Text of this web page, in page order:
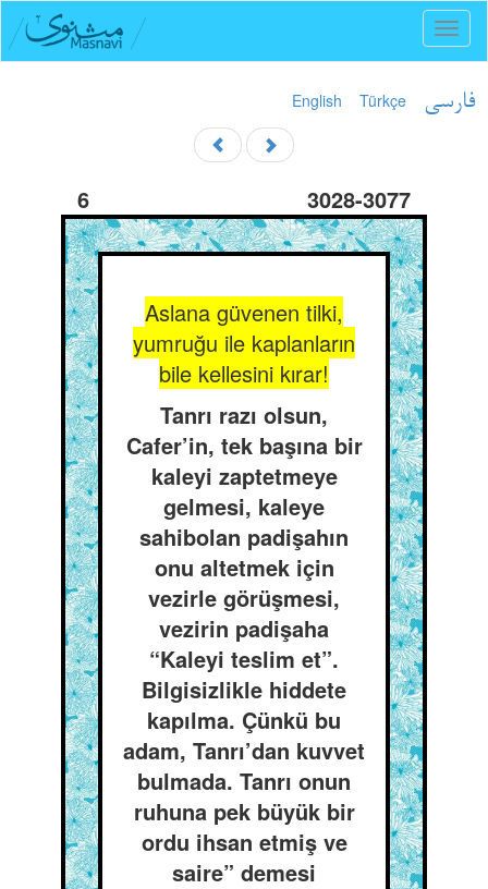
English Türkçe فارسی
6 3028-3077
Aslana güvenen tilki,
yumruğu ile kaplanların
bile kellesini kırar!
Tanrı razı olsun,
Cafer’in, tek başına bir
kaleyi zaptetmeye
gelmesi, kaleye
sahibolan padişahın
onu altetmek için
vezirle görüşmesi,
vezirin padişaha
“Kaleyi teslim et”.
Bilgisizlikle hiddete
kapılma. Çünkü bu
adam, Tanrı’dan kuvvet
bulmada. Tanrı onun
ruhuna pek büyük bir
ordu ihsan etmiş ve
saire” demesi